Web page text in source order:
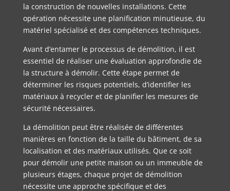
la construction de nouvelles installations. Cette
opération nécessite une planification minutieuse, du
matériel spécialisé et des compétences techniques.
Avant d’entamer le processus de démolition, il est
essentiel de réaliser une évaluation approfondie de
la structure à démolir. Cette étape permet de
déterminer les risques potentiels, d’identifier les
matériaux à recycler et de planifier les mesures de
sécurité nécessaires.
La démolition peut être réalisée de différentes
manières en fonction de la taille du bâtiment, de sa
localisation et des matériaux utilisés. Que ce soit
pour démolir une petite maison ou un immeuble de
plusieurs étages, chaque projet de démolition
nécessite une approche spécifique et des